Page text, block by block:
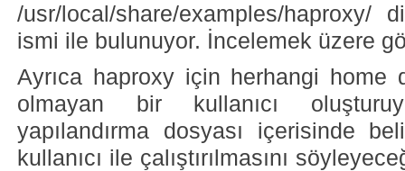
/usr/local/share/examples/haproxy/
ismi ile bulunuyor. İncelemek üzere
Ayrıca haproxy için herhangi
olmayan bir kullanıcı
yapılandırma dosyası içerisinde
kullanıcı ile çalıştırılmasını